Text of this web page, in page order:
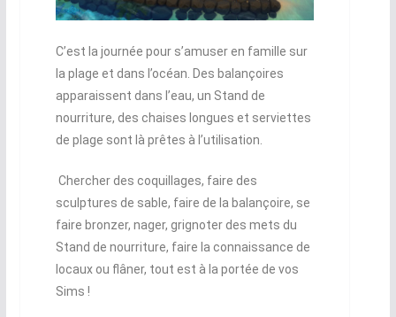
C’est la journée pour s’amuser en famille sur
la plage et dans l’océan. Des balançoires
apparaissent dans l’eau, un Stand de
nourriture, des chaises longues et serviettes
de plage sont là prêtes à l’utilisation.
Chercher des coquillages, faire des
sculptures de sable, faire de la balançoire, se
faire bronzer, nager, grignoter des mets du
Stand de nourriture, faire la connaissance de
locaux ou flâner, tout est à la portée de vos
Sims !